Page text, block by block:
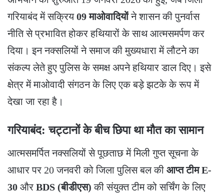
गरियाबंद में सक्रिय09 माओवादियोंने शासन की पुनर्वास
नीति से प्रभावित होकर हथियारों के साथ आत्मसमर्पण कर
दिया। इन नक्सलियों ने समाज की मुख्यधारा में लौटने का
संकल्प लेते हुए पुलिस के समक्ष अपने हथियार डाल दिए। इसे
क्षेत्र में माओवादी संगठन के लिए एक बड़े झटके के रूप में
देखा जा रहा है।
गरियाबंद: चट्टानों के बीच छिपा था मौत का सामान
​आत्मसमर्पित नक्सलियों से पूछताछ में मिली गुप्त सूचना के
आधार पर 20 जनवरी को जिला पुलिस बल की आप्त टीम E-
30 और BDS (बीडीएस) की संयुक्त टीम को सर्चिंग के लिए